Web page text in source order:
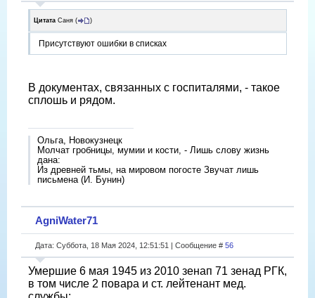
Цитата Саня ( )
Присутствуют ошибки в списках
В документах, связанных с госпиталями, - такое
сплошь и рядом.
Ольга, Новокузнецк
Молчат гробницы, мумии и кости, - Лишь слову жизнь
дана:
Из древней тьмы, на мировом погосте Звучат лишь
письмена (И. Бунин)
AgniWater71
Дата: Суббота, 18 Мая 2024, 12:51:51 | Сообщение # 56
Умершие 6 мая 1945 из 2010 зенап 71 зенад РГК,
в том числе 2 повара и ст. лейтенант мед.